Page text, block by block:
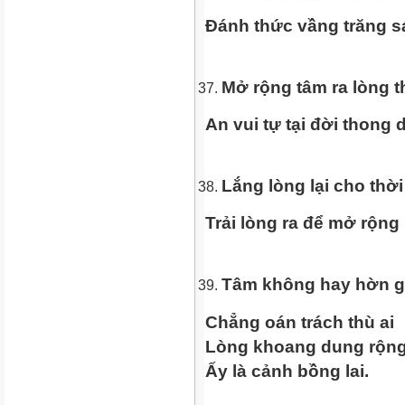
Đánh thức vầng trăng
Mở rộng tâm ra lòng
An vui tự tại đời thong
Lắng lòng lại cho
Trải lòng ra để mở
Tâm không hay hờn
Chẳng oán trách thù ai
Lòng khoang dung
Ấy là cảnh bồng lai.